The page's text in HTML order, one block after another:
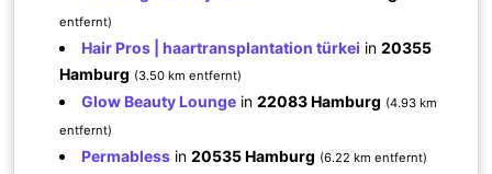
entfernt)
Hair Pros | haartransplantation türkei in20355
Hamburg (3.50 km entfernt)
Glow Beauty Lounge in22083 Hamburg (4.93 km
entfernt)
Permabless in20535 Hamburg (6.22 km entfernt)